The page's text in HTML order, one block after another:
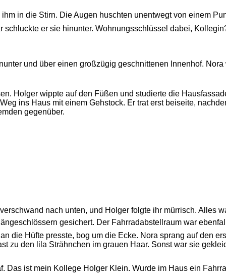
in die Stirn. Die Augen huschten unentwegt von einem
er sie hinunter. Wohnungsschlüssel dabei,
und über einen großzügig geschnittenen Innenhof.
Holger wippte auf den Füßen und studierte die
ins Haus mit einem Gehstock. Er trat erst beiseite,
gegenüber.
nach unten, und Holger folgte ihr mürrisch. Alles
gesichert. Der Fahrradabstellraum war
die Hüfte presste, bog um die Ecke. Nora sprang auf den
zu den lila Strähnchen im grauen Haar. Sonst war sie
Das ist mein Kollege Holger Klein. Wurde im Haus ein